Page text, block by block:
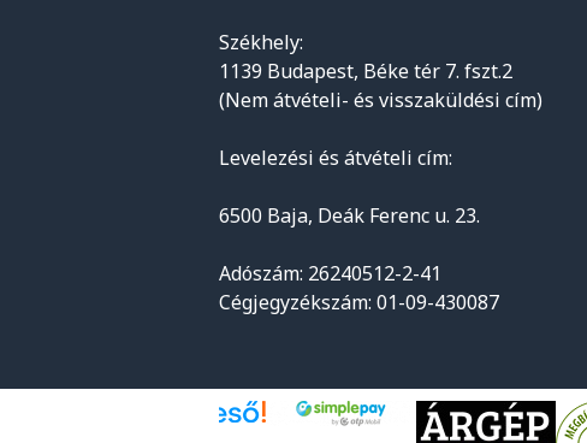
Székhely:
1139 Budapest, Béke tér 7. fszt.2
(Nem átvételi- és visszaküldési cím)
Levelezési és átvételi cím:
6500 Baja, Deák Ferenc u. 23.
Adószám: 26240512-2-41
Cégjegyzékszám: 01-09-430087